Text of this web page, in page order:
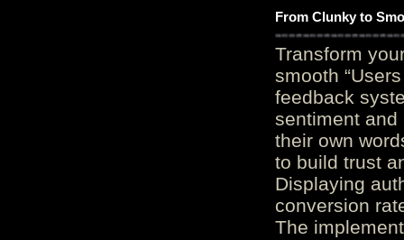
From Clunky to
Transform
smooth
feedback
sentiment and
their own
to build trust
Displaying
conversion
The